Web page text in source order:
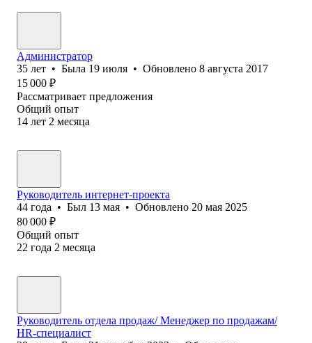
Администратор
35 лет • Была 19 июля • Обновлено 8 августа 2017
15 000 ₽
Рассматривает предложения
Общий опыт
14 лет 2 месяца
Руководитель интернет-проекта
44 года • Был 13 мая • Обновлено 20 мая 2025
80 000 ₽
Общий опыт
22 года 2 месяца
Руководитель отдела продаж/ Менеджер по продажам/
HR-специалист